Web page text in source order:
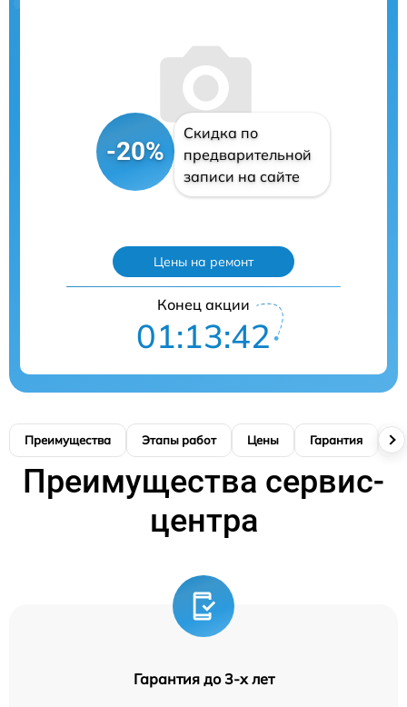
-20%
Скидка по
предварительной
записи на сайте
Цены на ремонт
Конец акции
01:13:41
Преимущества Этапы работ Цены Гарантия
Преимущества сервис-
центра
Гарантия до 3-х лет